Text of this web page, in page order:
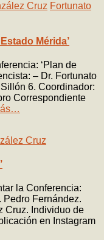
Cruz Fortunato
Mérida’
‘Plan de
– Dr. Fortunato
6. Coordinador:
Correspondiente
Cruz
la Conferencia:
Pedro Fernández.
Cruz. Individuo de
en Instagram